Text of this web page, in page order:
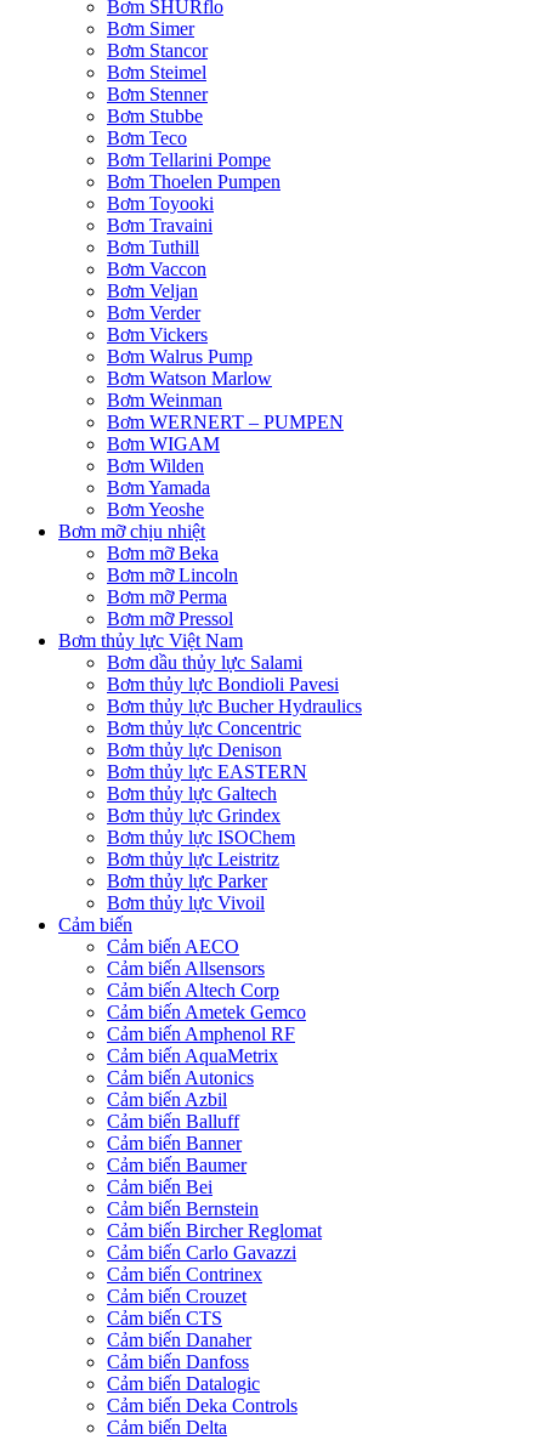
Bơm SHURflo
Bơm Simer
Bơm Stancor
Bơm Steimel
Bơm Stenner
Bơm Stubbe
Bơm Teco
Bơm Tellarini Pompe
Bơm Thoelen Pumpen
Bơm Toyooki
Bơm Travaini
Bơm Tuthill
Bơm Vaccon
Bơm Veljan
Bơm Verder
Bơm Vickers
Bơm Walrus Pump
Bơm Watson Marlow
Bơm Weinman
Bơm WERNERT – PUMPEN
Bơm WIGAM
Bơm Wilden
Bơm Yamada
Bơm Yeoshe
Bơm mỡ chịu nhiệt
Bơm mỡ Beka
Bơm mỡ Lincoln
Bơm mỡ Perma
Bơm mỡ Pressol
Bơm thủy lực Việt Nam
Bơm dầu thủy lực Salami
Bơm thủy lực Bondioli Pavesi
Bơm thủy lực Bucher Hydraulics
Bơm thủy lực Concentric
Bơm thủy lực Denison
Bơm thủy lực EASTERN
Bơm thủy lực Galtech
Bơm thủy lực Grindex
Bơm thủy lực ISOChem
Bơm thủy lực Leistritz
Bơm thủy lực Parker
Bơm thủy lực Vivoil
Cảm biến
Cảm biến AECO
Cảm biến Allsensors
Cảm biến Altech Corp
Cảm biến Ametek Gemco
Cảm biến Amphenol RF
Cảm biến AquaMetrix
Cảm biến Autonics
Cảm biến Azbil
Cảm biến Balluff
Cảm biến Banner
Cảm biến Baumer
Cảm biến Bei
Cảm biến Bernstein
Cảm biến Bircher Reglomat
Cảm biến Carlo Gavazzi
Cảm biến Contrinex
Cảm biến Crouzet
Cảm biến CTS
Cảm biến Danaher
Cảm biến Danfoss
Cảm biến Datalogic
Cảm biến Deka Controls
Cảm biến Delta